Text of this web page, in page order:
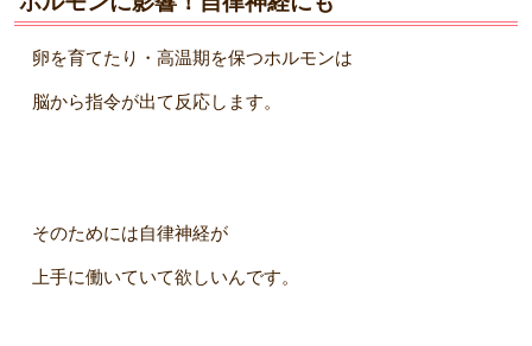
卵を育てたり・高温期を保つホルモンは
脳から指令が出て反応します。
そのためには自律神経が
上手に働いていて欲しいんです。